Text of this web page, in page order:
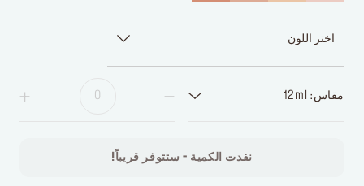
اختر اللون
مقاس: 12ml
نفدت الكمية - ستتوفر قريباً!